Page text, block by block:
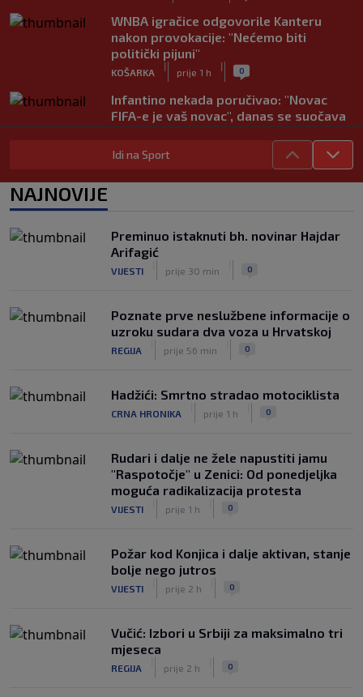
WNBA igračice odgovorile Kanteru
nakon provokacije: "Nećemo biti
politički pijuni"
KOŠARKA
|
prije 1 h
| 0
Infantino nekada poručivao: "Novac
FIFA-e je vaš novac", danas se suočava
s najvećom krizom
NOGOMET
Jakirovićev Hull City doživio prvi poraz
na pripremama, bolji bio Eintracht
Idi na Sport
NAJNOVIJE
Preminuo istaknuti bh. novinar Hajdar
Arifagić
VIJESTI prije 30 min 0
Poznate prve neslužbene informacije o
uzroku sudara dva voza u Hrvatskoj
REGIJA prije 56 min 0
Hadžići: Smrtno stradao motociklista
CRNA HRONIKA prije 1 h 0
Rudari i dalje ne žele napustiti jamu
"Raspotočje" u Zenici: Od ponedjeljka
moguća radikalizacija protesta
VIJESTI prije 1 h 0
Požar kod Konjica i dalje aktivan, stanje
bolje nego jutros
VIJESTI prije 2 h 0
Vučić: Izbori u Srbiji za maksimalno tri
mjeseca
REGIJA prije 2 h 0